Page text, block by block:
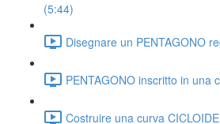
(5:44)
Disegnare un PENTAGONO
PENTAGONO inscritto in una
Costruire una curva